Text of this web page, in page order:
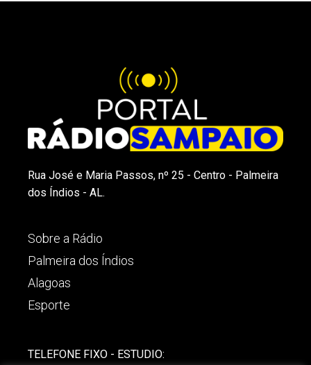
Rua José e Maria Passos, nº 25 - Centro - Palmeira
dos Índios - AL.
Sobre a Rádio
Palmeira dos Índios
Alagoas
Esporte
TELEFONE FIXO - ESTUDIO: